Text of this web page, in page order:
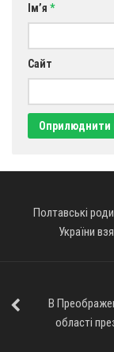
Ім’я *
Сайт
Полтавські
України
В
області